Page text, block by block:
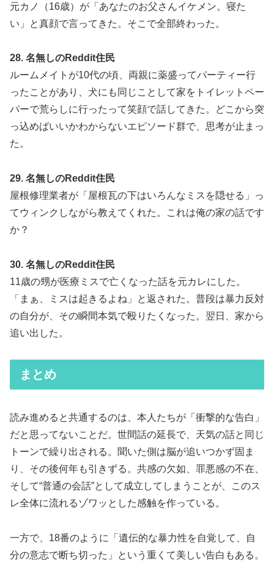
元カノ（16歳）が「あなたのお父さんイケメン。寝た
い」と真顔で言ってきた。そこで全部終わった。
28. 名無しのReddit住民
ルームメイトが10代の頃、両親に薬盛ってパーティー行
ったことがあり、犬にも同じことして家をトイレットペー
パーで荒らしに行ったって笑顔で話してきた。どこから突
っ込めばいいかわからないエピソード群で、思考が止まっ
た。
29. 名無しのReddit住民
屋根修理業者が「屋根瓦の下はいろんなミスを隠せる」っ
てウィンクしながら教えてくれた。これは俺の家の話です
か？
30. 名無しのReddit住民
11歳の甥が医療ミスで亡くなった話を元カレにした。
「まぁ、ミスは起きるよね」と返された。普段は暴力反対
の自分が、その瞬間本気で殴りたくなった。翌日、家から
追い出した。
まとめ
読み進めると共通するのは、本人たちが「衝撃的な告白」
だと思ってないことだ。世間話の延長で、天気の話と同じ
トーンで繰り出される。聞いた側は脳が追いつかず固ま
り、その後何年も引きずる。共感の欠如、罪悪感の不在、
そして“普通の会話”として成立してしまうことが、このス
レ全体に流れるゾワッとした感触を作っている。
一方で、18番のように「遺伝的な暴力性を自覚して、自
分の意志で断ち切った」という重くて美しい告白もある。